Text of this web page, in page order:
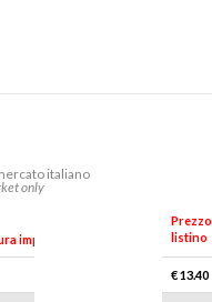
italiano
only
impugnatura Q.tà x conf.
Prezzo
listino
€ 13.40